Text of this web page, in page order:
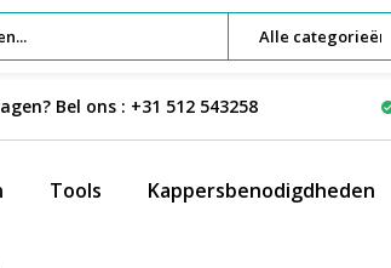
Alle categorieën
Bel ons : +31 512 543258
Tools Kappersbenodigdheden